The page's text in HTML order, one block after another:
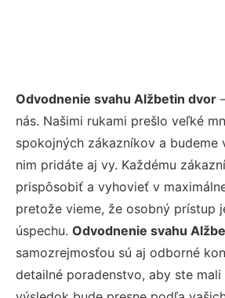
Odvodnenie svahu Alžbetin dvor
nás. Našimi rukami prešlo veľké
spokojných zákazníkov a budeme
nim pridáte aj vy. Každému
prispôsobiť a vyhovieť v
pretože vieme, že osobný prístup
úspechu. Odvodnenie svahu
samozrejmosťou sú aj odborné
detailné poradenstvo, aby ste